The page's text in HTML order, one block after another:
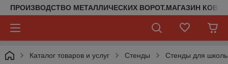
ПРОИЗВОДСТВО МЕТАЛЛИЧЕСКИХ ВОРОТ.МАГАЗИН
Каталог товаров и услуг Стенды Стенды для